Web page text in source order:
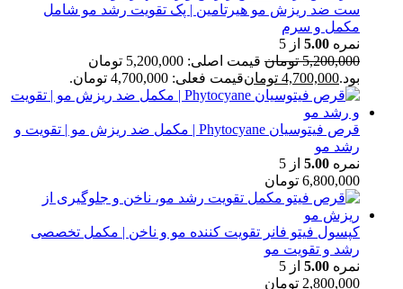
ست ضد ریزش مو هیرتامین | پک تقویت رشد مو شامل
مکمل و سرم
نمره 5.00 از 5
5,200,000 تومان
قیمت اصلی: 5,200,000 تومان
بود.4,700,000 تومانقیمت فعلی: 4,700,000 تومان.
قرص فیتوسیان Phytocyane | مکمل ضد ریزش مو | تقویت و
رشد مو
نمره 5.00 از 5
6,800,000 تومان
کپسول فیتو فانر تقویت کننده مو و ناخن | مکمل تخصصی
رشد و تقویت مو
نمره 5.00 از 5
2,800,000 تومان